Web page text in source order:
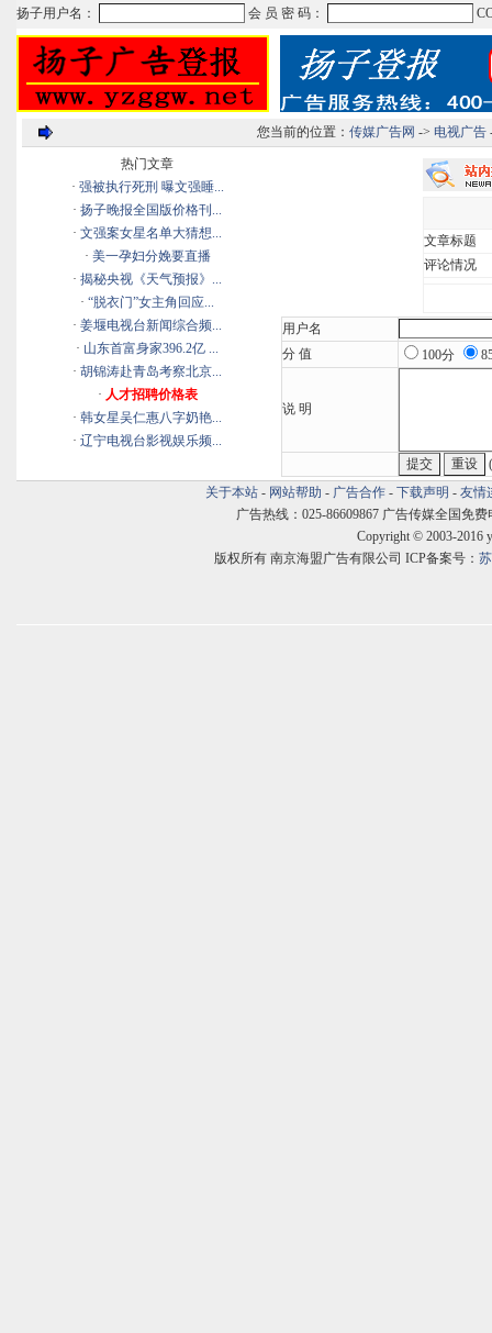
您当前的位置： 传媒广告网 -> 电视广告
热门文章
· 强被执行死刑 曝文强睡...
· 扬子晚报全国版价格刊...
· 文强案女星名单大猜想...
· 美一孕妇分娩要直播
· 揭秘央视《天气预报》...
· “脱衣门”女主角回应...
· 姜堰电视台新闻综合频...
· 山东首富身家396.2亿 ...
· 胡锦涛赴青岛考察北京...
· 人才招聘价格表
· 韩女星吴仁惠八字奶艳...
· 辽宁电视台影视娱乐频...
文章标题
评论情况
用户名
分 值
100分
说 明
关于本站 - 网站帮助 - 广告合作 - 下载声明 - 友情
广告热线：025-86609867 广告传媒全国免费
Copyright © 2003-2016
版权所有 南京海盟广告有限公司 ICP备案号：